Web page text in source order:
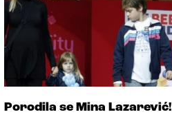
Porodila se Mina Lazarević!